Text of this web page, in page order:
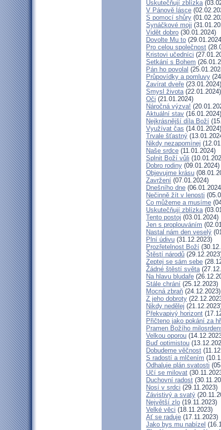
Uskutečňují zblízka
V Pánově lásce
S pomocí shůry
Synáčkové moji
Vidět dobro (30.01.2024)
Dovolte Mu to
Pro celou společnost
Kristovi učedníci
Setkání s Bohem
Pán ho povolal
Průpovídky a pomluvy
Zavírat dveře (23.01.2024)
Smysl života(22.01.2024)
Oči (21.01.2024)
Náročná výzva!
Aktuální stav (16.01.2024)
Nejkrásnější díla Boží
Využívat čas (14.01.2024)
Trvale šťastný
Nikdy nezapomínej
Naše srdce (11.01.2024)
Splnit Boží vůli
Dobro rodiny (09.01.2024)
Objevujme krásu
Zavržení (07.01.2024)
Dnešního dne
Nečinně žít v lenosti
Co můžeme a musíme
Uskutečňují zblízka
Tento postoj (03.01.2024)
Jen s proplouváním
Nastal nám den veselý
Plní údivu (31.12.2023)
Prozřetelnost Boží
Štěstí národů
Zeptej se sám sebe
Žádné štěstí světa
Na hlavu bludaře
Stále chrání (25.12.2023)
Mocná zbraň (24.12.2023)
Z jeho dobroty
Nikdy nedělej
Překvapivý horizont
Přičteno jako pokání za
Pramen Božího
Velkou oporou
Buď optimistou
Dobudeme věčnost
S radostí a mlčením
Odhaluje plán svatosti
Učí se milovat
Duchovní radost
Nosí v srdci (29.11.2023)
Závistivý a svatý
Největší zlo (19.11.2023)
Velké věci (18.11.2023)
Ať se raduje (17.11.2023)
Jako bys mu nabízel